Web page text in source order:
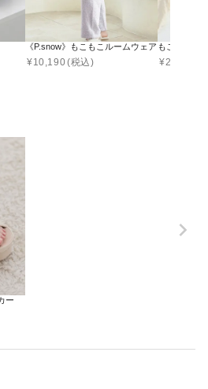
《P.snow》もこもこルームウェア トップス
¥10,190(税込)
もこもこ二
¥2,090
ー